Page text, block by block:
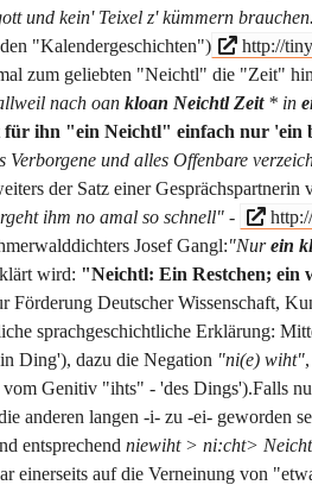
und kein' Teixel z' kümmern
"Kalendergeschichten") http://
zum geliebten "Neichtl" die "Zeit"
nach oan kloan Neichtl Zeit* in
für ihn "ein Neichtl" einfach nur 'ein
Verborgene und alles Offenbare
der Satz einer
ihm no amal so schnell" -
Josef Gangl:"Nurein
wird: "Neichtl: Ein Restchen; ein
Förderung Deutscher Wissenschaft,
sprachgeschichtliche Erklärung:
Ding'), dazu die Negation "ni(e) wiht"
vom Genitiv "ihts" - 'des Dings').Falls
anderen langen -i- zu -ei- geworden
entsprechend niewiht > ni:cht> Neicht
einerseits auf die Verneinung von